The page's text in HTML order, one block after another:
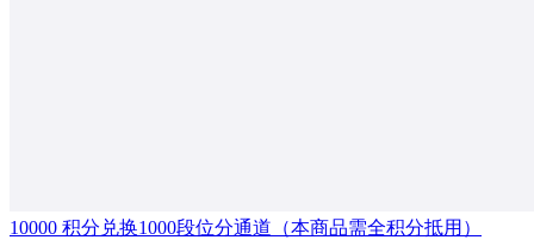
10000 积分兑换1000段位分通道（本商品需全积分抵用）